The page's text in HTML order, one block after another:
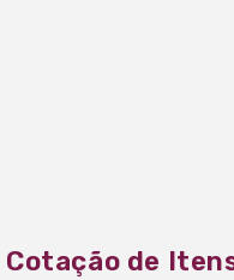
Cotação de